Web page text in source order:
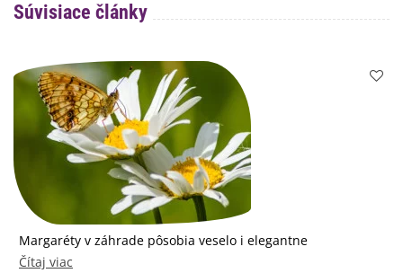
Súvisiace články
Margaréty v záhrade pôsobia veselo i elegantne
Čítaj viac